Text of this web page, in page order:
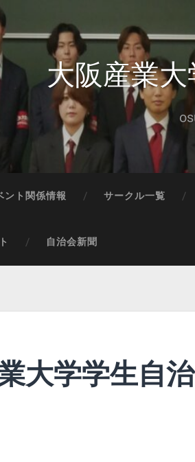
大阪産業
ント関係情報 サークル一覧
自治会新聞
大学学生自